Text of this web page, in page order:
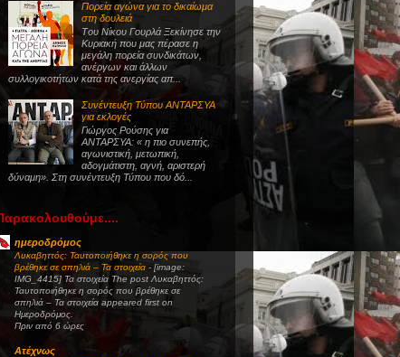
Πορεία αγώνα για το δικαίωμα
στη δουλειά
Tου Νίκου Γουρλά Ξεκίνησε την
Κυριακή που μας πέρασε η
μεγάλη πορεία συνδικάτων,
ανέργων και άλλων
συλλογικοτήτων κατά της ανεργίας απ...
Συνέντευξη Τύπου ΑΝΤΑΡΣΥΑ
για εκλογές
Γιώργος Ρούσης για
ΑΝΤΑΡΣΥΑ: « η πιο συνεπής,
αγωνιστική, μετωπική,
αδογμάτιστη, αγνή, αριστερή
δύναμη». Στη συνέντευξη Τύπου που δό...
ημεροδρόμος
Λυκαβηττός: Ταυτοποιήθηκε η σορός που
βρέθηκε σε σπηλιά – Τα στοιχεία - [image:
IMG_4415] Τα στοιχεία The post Λυκαβηττός:
Ταυτοποιήθηκε η σορός που βρέθηκε σε
σπηλιά – Τα στοιχεία appeared first on
Ημεροδρόμος.
Πριν από 6 ώρες
Ατέχνως